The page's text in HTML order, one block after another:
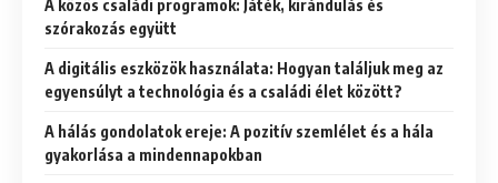
A közös családi programok: Játék, kirándulás és
szórakozás együtt
A digitális eszközök használata: Hogyan találjuk meg az
egyensúlyt a technológia és a családi élet között?
A hálás gondolatok ereje: A pozitív szemlélet és a hála
gyakorlása a mindennapokban